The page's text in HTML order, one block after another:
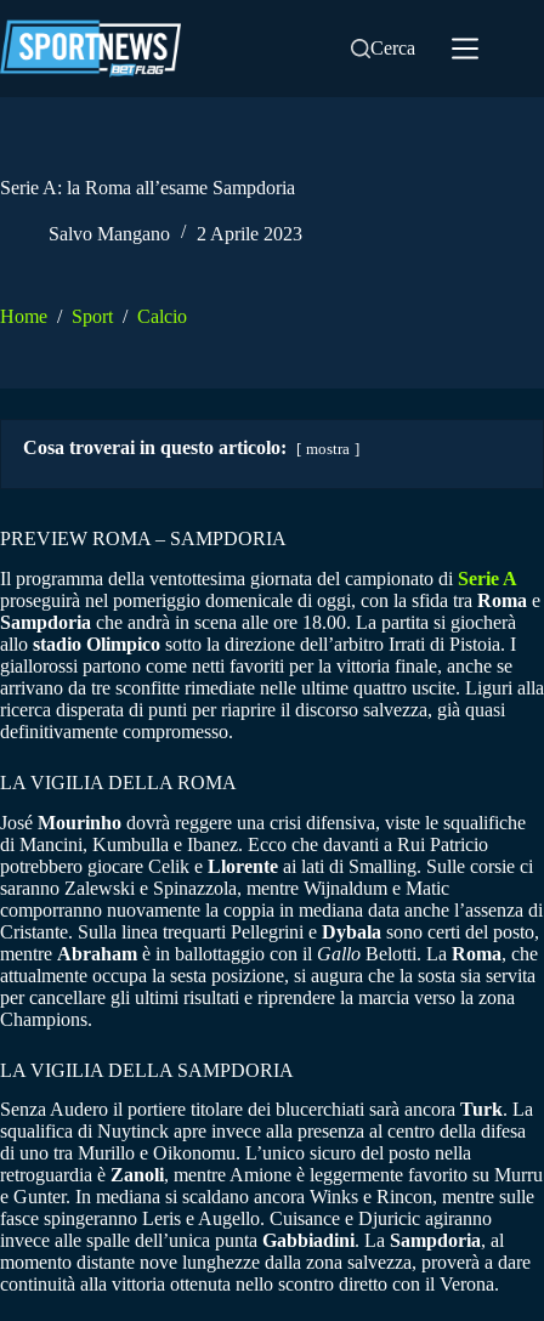
al
contenuto
Cerca
Serie A: la Roma all’esame Sampdoria
Salvo Mangano 2 Aprile 2023
Home / Sport / Calcio
Cosa troverai in questo articolo: mostra
PREVIEW ROMA – SAMPDORIA
Il programma della ventottesima giornata del campionato di Serie A
proseguirà nel pomeriggio domenicale di oggi, con la sfida tra Roma e
Sampdoria che andrà in scena alle ore 18.00. La partita si giocherà
allo stadio Olimpico sotto la direzione dell’arbitro Irrati di Pistoia. I
giallorossi partono come netti favoriti per la vittoria finale, anche se
arrivano da tre sconfitte rimediate nelle ultime quattro uscite. Liguri alla
ricerca disperata di punti per riaprire il discorso salvezza, già quasi
definitivamente compromesso.
LA VIGILIA DELLA ROMA
José Mourinho dovrà reggere una crisi difensiva, viste le squalifiche
di Mancini, Kumbulla e Ibanez. Ecco che davanti a Rui Patricio
potrebbero giocare Celik e Llorente ai lati di Smalling. Sulle corsie ci
saranno Zalewski e Spinazzola, mentre Wijnaldum e Matic
comporranno nuovamente la coppia in mediana data anche l’assenza di
Cristante. Sulla linea trequarti Pellegrini e Dybala sono certi del posto,
mentre Abraham è in ballottaggio con il Gallo Belotti. La Roma, che
attualmente occupa la sesta posizione, si augura che la sosta sia servita
per cancellare gli ultimi risultati e riprendere la marcia verso la zona
Champions.
LA VIGILIA DELLA SAMPDORIA
Senza Audero il portiere titolare dei blucerchiati sarà ancora Turk. La
squalifica di Nuytinck apre invece alla presenza al centro della difesa
di uno tra Murillo e Oikonomu. L’unico sicuro del posto nella
retroguardia è Zanoli, mentre Amione è leggermente favorito su Murru
e Gunter. In mediana si scaldano ancora Winks e Rincon, mentre sulle
fasce spingeranno Leris e Augello. Cuisance e Djuricic agiranno
invece alle spalle dell’unica punta Gabbiadini. La Sampdoria, al
momento distante nove lunghezze dalla zona salvezza, proverà a dare
continuità alla vittoria ottenuta nello scontro diretto con il Verona.